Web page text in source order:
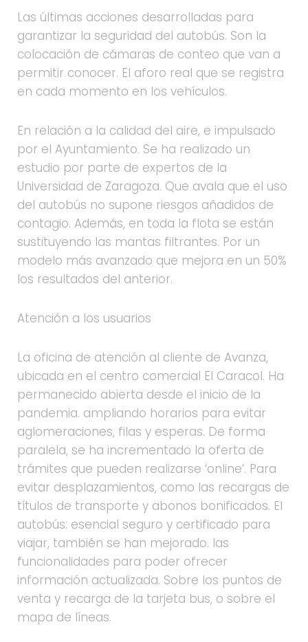
Las últimas acciones desarrolladas para
garantizar la seguridad del autobús. Son la
colocación de cámaras de conteo que van a
permitir conocer. El aforo real que se registra
en cada momento en los vehículos.
En relación a la calidad del aire, e impulsado
por el Ayuntamiento. Se ha realizado un
estudio por parte de expertos de la
Universidad de Zaragoza. Que avala que el uso
del autobús no supone riesgos añadidos de
contagio. Además, en toda la flota se están
sustituyendo las mantas filtrantes. Por un
modelo más avanzado que mejora en un 50%
los resultados del anterior.
Atención a los usuarios
La oficina de atención al cliente de Avanza,
ubicada en el centro comercial El Caracol. Ha
permanecido abierta desde el inicio de la
pandemia. ampliando horarios para evitar
aglomeraciones, filas y esperas. De forma
paralela, se ha incrementado la oferta de
trámites que pueden realizarse ‘online’. Para
evitar desplazamientos, como las recargas de
títulos de transporte y abonos bonificados. El
autobús: esencial seguro y certificado para
viajar, también se han mejorado. las
funcionalidades para poder ofrecer
información actualizada. Sobre los puntos de
venta y recarga de la tarjeta bus, o sobre el
mapa de líneas.